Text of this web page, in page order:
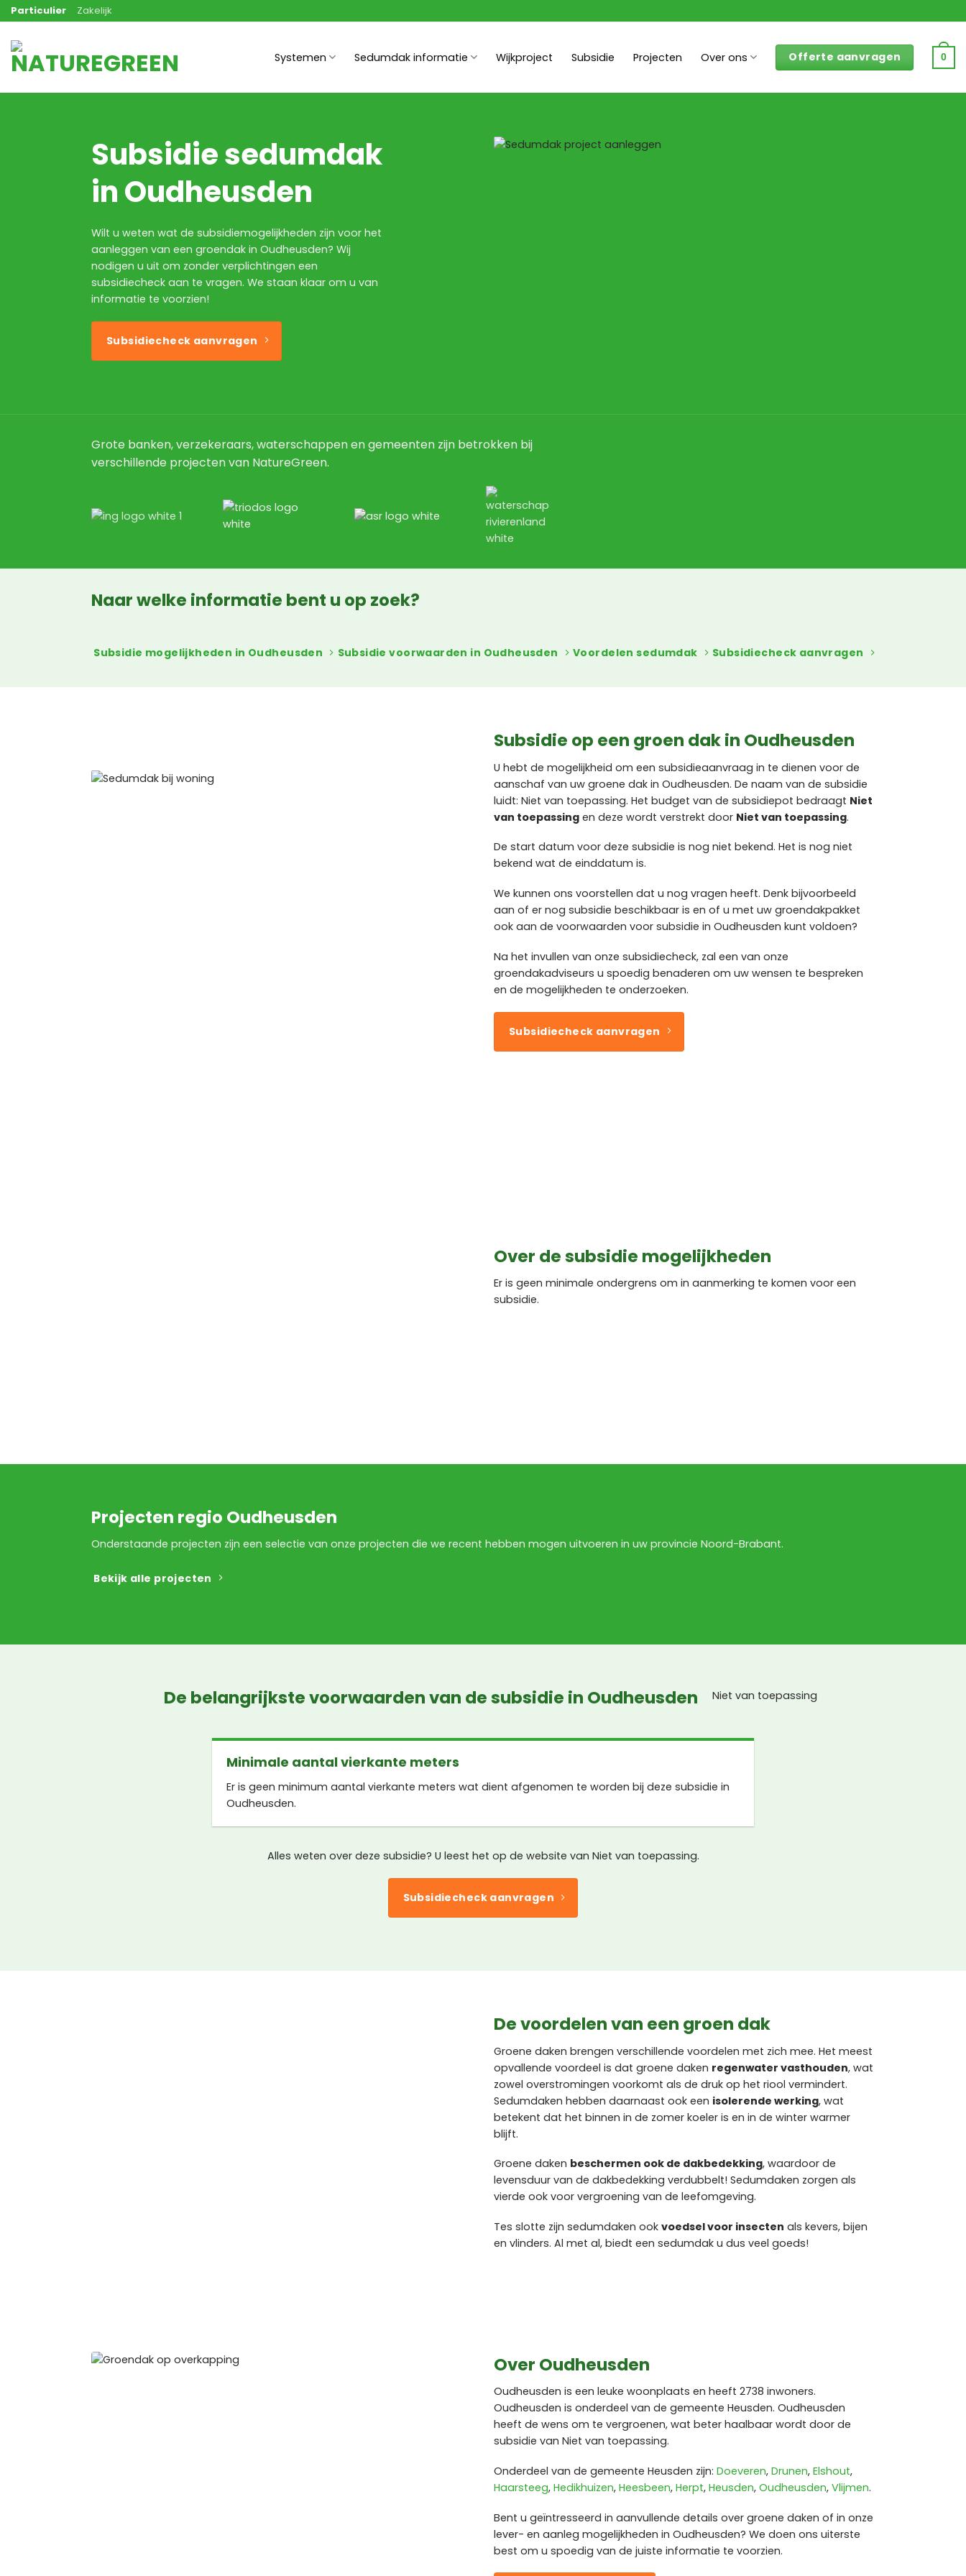
Ga
naar
inhoud
Particulier Zakelijk
Systemen Sedumdak informatie Wijkproject Subsidie Projecten Over ons Offerte aanvragen 0
Subsidie sedumdak
in Oudheusden
Wilt u weten wat de subsidiemogelijkheden zijn voor het
aanleggen van een groendak in Oudheusden? Wij
nodigen u uit om zonder verplichtingen een
subsidiecheck aan te vragen. We staan klaar om u van
informatie te voorzien!
Subsidiecheck aanvragen
Grote banken, verzekeraars, waterschappen en gemeenten zijn betrokken bij
verschillende projecten van NatureGreen.
Naar welke informatie bent u op zoek?
Subsidie mogelijkheden in Oudheusden Subsidie voorwaarden in Oudheusden Voordelen sedumdak Subsidiecheck aanvragen
Subsidie op een groen dak in Oudheusden
U hebt de mogelijkheid om een subsidieaanvraag in te dienen voor de
aanschaf van uw groene dak in Oudheusden. De naam van de subsidie
luidt: Niet van toepassing. Het budget van de subsidiepot bedraagt Niet
van toepassing en deze wordt verstrekt door Niet van toepassing.
De start datum voor deze subsidie is nog niet bekend. Het is nog niet
bekend wat de einddatum is.
We kunnen ons voorstellen dat u nog vragen heeft. Denk bijvoorbeeld
aan of er nog subsidie beschikbaar is en of u met uw groendakpakket
ook aan de voorwaarden voor subsidie in Oudheusden kunt voldoen?
Na het invullen van onze subsidiecheck, zal een van onze
groendakadviseurs u spoedig benaderen om uw wensen te bespreken
en de mogelijkheden te onderzoeken.
Subsidiecheck aanvragen
Over de subsidie mogelijkheden
Er is geen minimale ondergrens om in aanmerking te komen voor een
subsidie.
Projecten regio Oudheusden
Onderstaande projecten zijn een selectie van onze projecten die we recent hebben mogen uitvoeren in uw provincie Noord-Brabant.
Bekijk alle projecten
De belangrijkste voorwaarden van de subsidie in Oudheusden Niet van toepassing
Minimale aantal vierkante meters
Er is geen minimum aantal vierkante meters wat dient afgenomen te worden bij deze subsidie in
Oudheusden.
Alles weten over deze subsidie? U leest het op de website van Niet van toepassing.
Subsidiecheck aanvragen
De voordelen van een groen dak
Groene daken brengen verschillende voordelen met zich mee. Het meest
opvallende voordeel is dat groene daken regenwater vasthouden, wat
zowel overstromingen voorkomt als de druk op het riool vermindert.
Sedumdaken hebben daarnaast ook een isolerende werking, wat
betekent dat het binnen in de zomer koeler is en in de winter warmer
blijft.
Groene daken beschermen ook de dakbedekking, waardoor de
levensduur van de dakbedekking verdubbelt! Sedumdaken zorgen als
vierde ook voor vergroening van de leefomgeving.
Tes slotte zijn sedumdaken ook voedsel voor insecten als kevers, bijen
en vlinders. Al met al, biedt een sedumdak u dus veel goeds!
Over Oudheusden
Oudheusden is een leuke woonplaats en heeft 2738 inwoners.
Oudheusden is onderdeel van de gemeente Heusden. Oudheusden
heeft de wens om te vergroenen, wat beter haalbaar wordt door de
subsidie van Niet van toepassing.
Onderdeel van de gemeente Heusden zijn: Doeveren, Drunen, Elshout,
Haarsteeg, Hedikhuizen, Heesbeen, Herpt, Heusden, Oudheusden, Vlijmen.
Bent u geïntresseerd in aanvullende details over groene daken of in onze
lever- en aanleg mogelijkheden in Oudheusden? We doen ons uiterste
best om u spoedig van de juiste informatie te voorzien.